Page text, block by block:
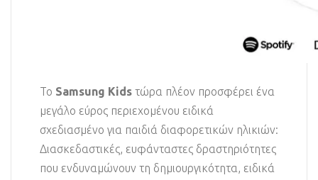
Το Samsung Kids τώρα πλέον προσφέρει ένα
μεγάλο εύρος περιεχομένου ειδικά
σχεδιασμένο για παιδιά διαφορετικών ηλικιών:
Διασκεδαστικές, ευφάνταστες δραστηριότητες
που ενδυναμώνουν τη δημιουργικότητα, ειδικά